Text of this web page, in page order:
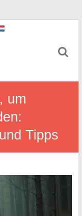
um
Tipps